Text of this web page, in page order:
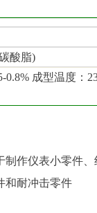
酸脂)
0.8% 成型温度：
制作仪表小零件、
和耐冲击零件